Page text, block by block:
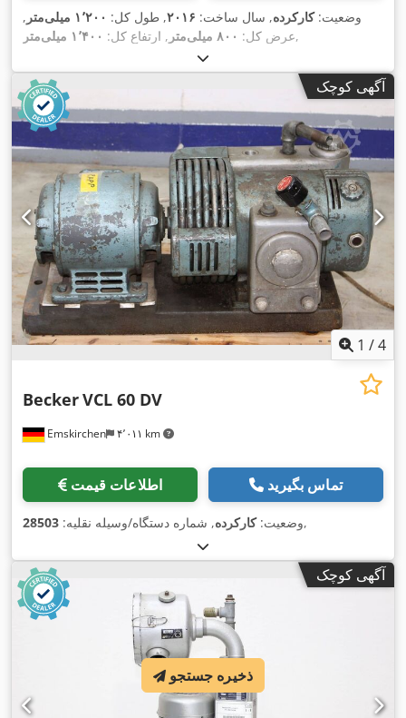
وضعیت:کارکرده, سال ساخت: ۲۰۱۶, طول کل: ۱٬۲۰۰ میلی‌متر
,
عرض کل: ۸۰۰ میلی‌متر , ارتفاع کل: ۱٬۴۰۰ میلی‌متر ,
آگهی کوچک
1 /4
Emskirchen ۴٬۰۱۱ km
BeckerVCL 60 DV
اطلاعات قیمت تماس بگیرید
وضعیت:کارکرده, شماره دستگاه/وسیله نقلیه: 28503 ,
آگهی کوچک
ذخیره جستجو